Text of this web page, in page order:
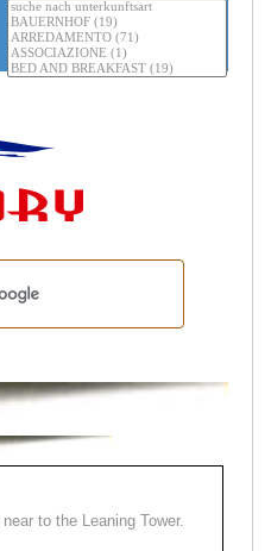
to the Leaning Tower.